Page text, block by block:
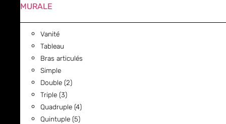
MURALE
Vanité
Tableau
Bras articulés
Simple
Double (2)
Triple (3)
Quadruple (4)
Quintuple (5)